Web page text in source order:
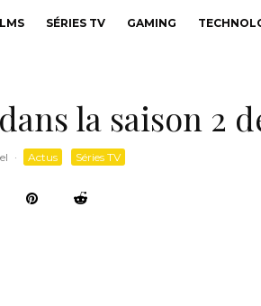
SÉRIES TV GAMING
la saison 2
· Actus Séries TV